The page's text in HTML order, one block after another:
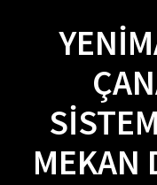
MEKAN